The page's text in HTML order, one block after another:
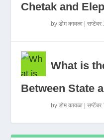
Chetak and
byडोम कावळा |
What is
Between State
byडोम कावळा |